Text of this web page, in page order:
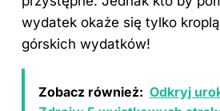
wydatek okaże się tylko
górskich wydatków!
Zobacz również: Odkryj